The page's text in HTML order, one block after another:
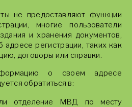
не предоставляют функции
многие пользователи
и хранения документов,
регистрации, таких как
договоры или справки.
о своем адресе
обратиться в:
отделение МВД по месту